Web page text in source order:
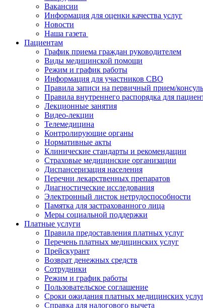
Вакансии
Информация для оценки качества услуг
Новости
​​Наша газета
Пациентам
График приема граждан руководителем
Виды медицинской помощи
Режим и график работы
Информация для участников СВО
Правила записи на первичный прием/
Правила внутреннего распорядка для
Лекционные занятия
Видео-лекции
Телемедицина
Контролирующие органы
Нормативные акты
Клинические стандарты и рекомендации
Страховые медицинские организации
Диспансеризация населения
Перечни лекарственных препаратов
Диагностические исследования
Электронный листок нетрудоспособности
Памятка для застрахованного лица
Меры социальной поддержки
Платные услуги
Правила предоставления платных услуг
Перечень платных медицинских услуг
Прейскурант
Возврат денежных средств
Сотрудники
Режим и график работы
Пользовательское соглашение
Сроки ожидания платных медицинских
Справка для налогового вычета